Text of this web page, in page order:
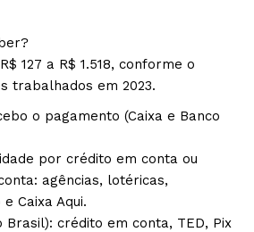
127 a R$ 1.518, conforme o
trabalhados em 2023.
o pagamento (Caixa e Banco
por crédito em conta ou
agências, lotéricas,
Caixa Aqui.
Brasil): crédito em conta, TED, Pix